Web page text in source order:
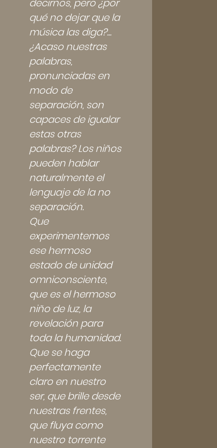
qué no dejar que la
música las diga?...
¿Acaso nuestras
palabras,
pronunciadas en
modo de
separación, son
capaces de igualar
estas otras
palabras? Los niños
pueden hablar
naturalmente el
lenguaje de la no
separación.
Que
experimentemos
ese hermoso
estado de unidad
omniconsciente,
que es el hermoso
niño de luz, la
revelación para
toda la humanidad.
Que se haga
perfectamente
claro en nuestro
ser, que brille desde
nuestras frentes,
que fluya como
nuestro torrente